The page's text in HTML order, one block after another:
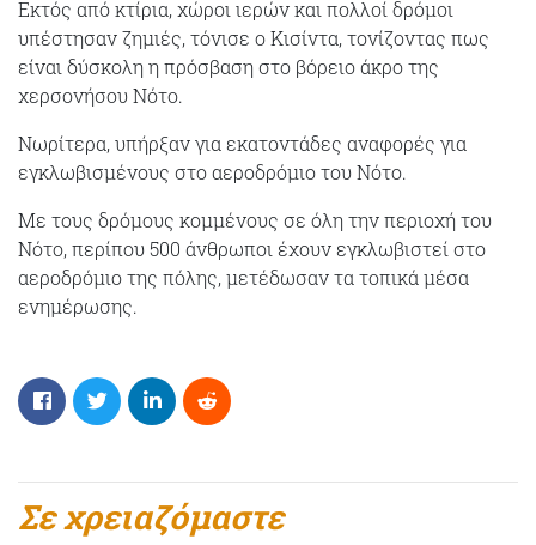
Εκτός από κτίρια, χώροι ιερών και πολλοί δρόμοι
υπέστησαν ζημιές, τόνισε ο Κισίντα, τονίζοντας πως
είναι δύσκολη η πρόσβαση στο βόρειο άκρο της
χερσονήσου Νότο.
Νωρίτερα, υπήρξαν για εκατοντάδες αναφορές για
εγκλωβισμένους στο αεροδρόμιο του Νότο.
Με τους δρόμους κομμένους σε όλη την περιοχή του
Νότο, περίπου 500 άνθρωποι έχουν εγκλωβιστεί στο
αεροδρόμιο της πόλης, μετέδωσαν τα τοπικά μέσα
ενημέρωσης.
Σε χρειαζόμαστε